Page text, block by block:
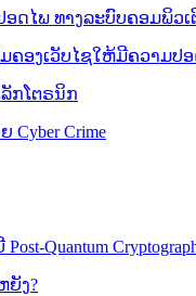
ດໄພ ທາງລະບົບຄອມພິວເ
ຄອງເວັບໄຊໃຫ້ມີຄວາມປ
ກໂຕຣນິກ
Crime
Quantum
ຍັງ?